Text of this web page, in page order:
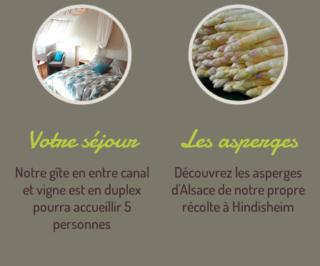
Votre séjour
Notre gîte en entre canal
et vigne est en duplex
pourra accueillir 5
personnes
Les asperges
Découvrez les asperges
d'Alsace de notre propre
récolte à Hindisheim